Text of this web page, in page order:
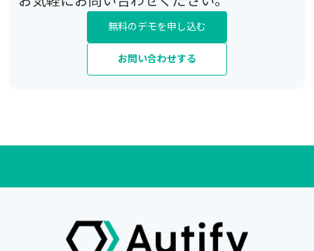
無料のデモを申し込む
お問い合わせする